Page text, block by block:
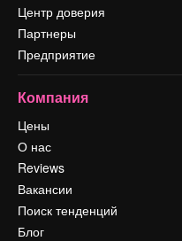
Центр доверия
Партнеры
Предприятие
Компания
Цены
О нас
Reviews
Вакансии
Поиск тенденций
Блог